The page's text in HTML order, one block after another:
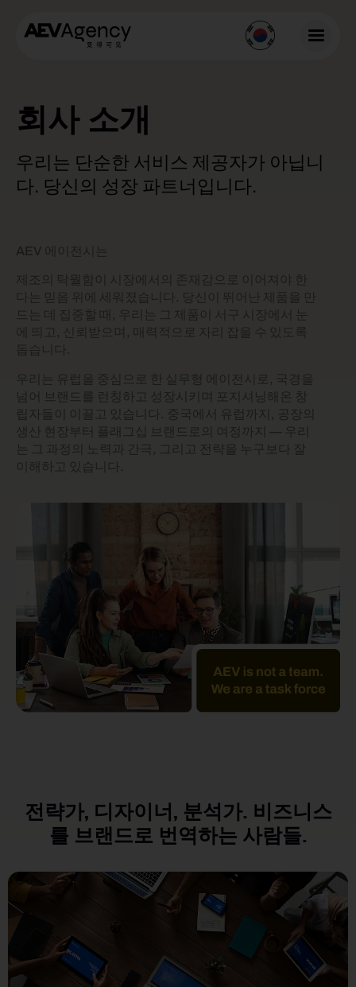
브랜딩 & 디지털 마케팅
E-커머스 및 제품 현지화
Contact us
회사 소개
우리는 단순한 서비스 제공자가 아닙니
다. 당신의 성장 파트너입니다.
AEV 에이전시는
제조의 탁월함이 시장에서의 존재감으로 이어져야 한
다는 믿음 위에 세워졌습니다. 당신이 뛰어난 제품을 만
드는 데 집중할 때, 우리는 그 제품이 서구 시장에서 눈
에 띄고, 신뢰받으며, 매력적으로 자리 잡을 수 있도록
돕습니다.
우리는 유럽을 중심으로 한 실무형 에이전시로, 국경을
넘어 브랜드를 런칭하고 성장시키며 포지셔닝해온 창
립자들이 이끌고 있습니다. 중국에서 유럽까지, 공장의
생산 현장부터 플래그십 브랜드로의 여정까지 — 우리
는 그 과정의 노력과 간극, 그리고 전략을 누구보다 잘
이해하고 있습니다.
전략가, 디자이너, 분석가. 비즈니스
를 브랜드로 번역하는 사람들.